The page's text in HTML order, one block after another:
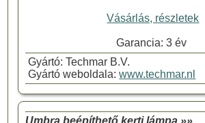
Vásárlás, részletek
Garancia: 3 év
Gyártó: Techmar B.V.
Gyártó weboldala:www.techmar.nl